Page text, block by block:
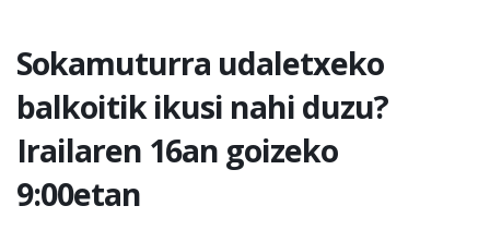
Sokamuturra udaletxeko
balkoitik ikusi nahi duzu?
Irailaren 16an goizeko
9:00etan